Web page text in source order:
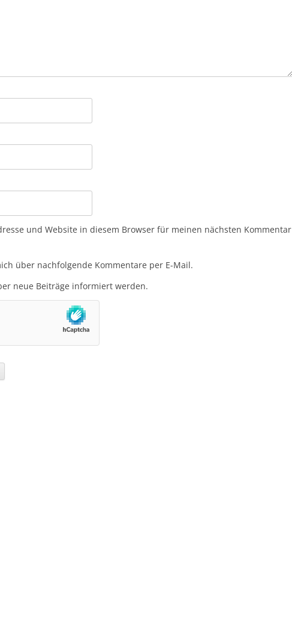
und Website in diesem Browser für meinen nächsten Kommentar
über nachfolgende Kommentare per E-Mail.
neue Beiträge informiert werden.